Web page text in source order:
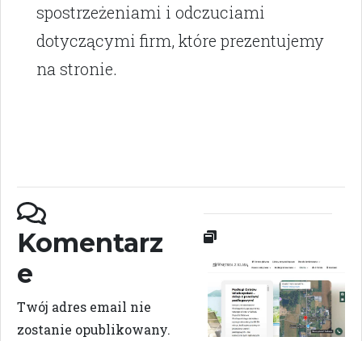
spostrzeżeniami i odczuciami
dotyczącymi firm, które prezentujemy
na stronie.
Komentarz
e
Twój adres email nie
zostanie opublikowany.